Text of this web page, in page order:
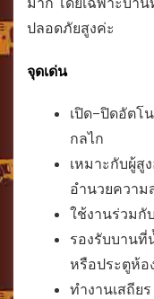
ปลอดภัยสูงค่ะ
จุดเด่น
เปิด–ปิดอัตโ
กลไก
เหมาะกับผู้สู
อำนวยความ
ใช้งานร่วมกั
รองรับบานที่
หรือประตูห้อ
ทำงานเสถีย